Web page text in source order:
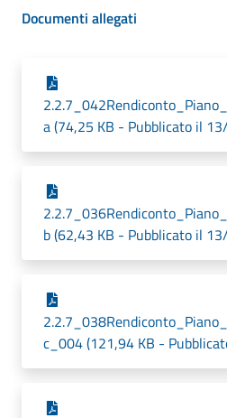
Documenti allegati
a (74,25 KB - Pubblicato il
b (62,43 KB - Pubblicato il
c_004 (121,94 KB -